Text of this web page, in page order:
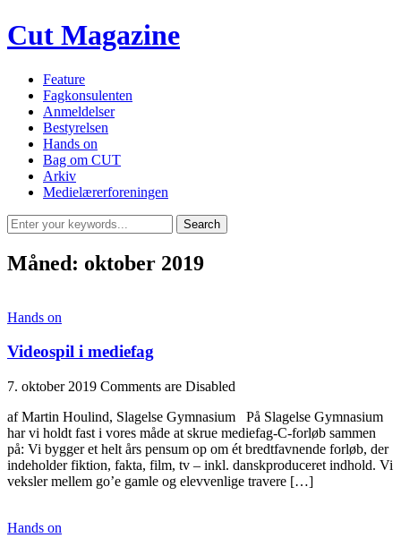
Cut Magazine
Feature
Fagkonsulenten
Anmeldelser
Bestyrelsen
Hands on
Bag om CUT
Arkiv
Medielærerforeningen
Måned: oktober 2019
Hands on
Videospil i mediefag
7. oktober 2019 Comments are Disabled
af Martin Houlind, Slagelse Gymnasium På Slagelse Gymnasium
har vi holdt fast i vores måde at skrue mediefag-C-forløb sammen
på: Vi bygger et helt års pensum op om ét bredtfavnende forløb, der
indeholder fiktion, fakta, film, tv – inkl. danskproduceret indhold. Vi
veksler mellem go’e gamle og elevvenlige travere […]
Hands on